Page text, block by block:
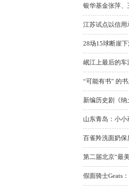
银华基金张萍
江苏试点以信
28场15球断崖
岷江上最后的车
“可能有书” 的
新编历史剧《
山东青岛：小
百雀羚洗面奶保
第二届北京“最
假面骑士Geats